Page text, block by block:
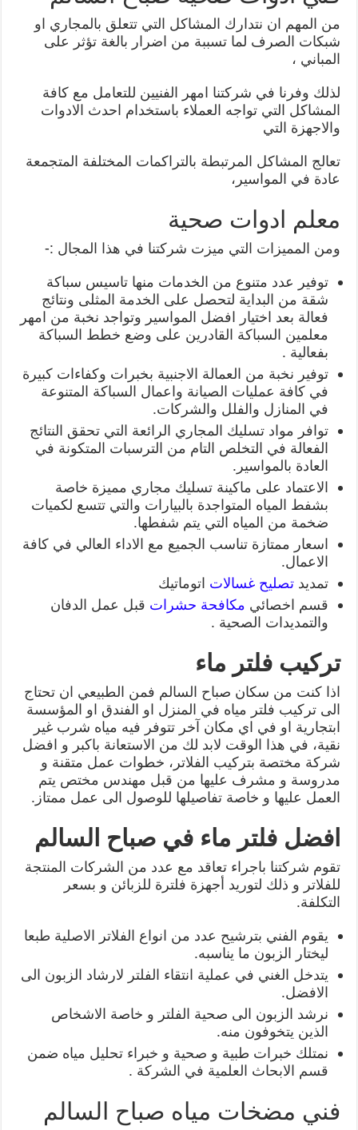
من المهم ان نتدارك المشاكل التي تتعلق بالمجاري او
شبكات الصرف لما تسببة من اضرار بالغة تؤثر على
المباني ،
لذلك وفرنا في شركتنا امهر الفنيين للتعامل مع كافة
المشاكل التي تواجه العملاء باستخدام احدث الادوات
والاجهزة التي
تعالج المشاكل المرتبطة بالتراكمات المختلفة المتجمعة
عادة في المواسير،
معلم ادوات صحية
ومن المميزات التي ميزت شركتنا في هذا المجال :-
توفير عدد متنوع من الخدمات منها تاسيس سباكة
شقة من البداية لتحصل على الخدمة المثلى ونتائج
فعالة بعد اختيار افضل المواسير وتواجد نخبة من امهر
معلمين السباكة القادرين على وضع خطط السباكة
بفعالية .
توفير نخبة من العمالة الاجنبية بخبرات وكفاءات كبيرة
في كافة عمليات الصيانة واعمال السباكة المتنوعة
في المنازل والفلل والشركات.
توافر مواد تسليك المجاري الرائعة التي تحقق النتائج
الفعالة في التخلص التام من الترسبات المتكونة في
العادة بالمواسير.
الاعتماد على ماكينة تسليك مجاري مميزة خاصة
بشفط المياه المتواجدة بالبيارات والتي تتسع لكميات
ضخمة من المياه التي يتم شفطها.
اسعار ممتازة تناسب الجميع مع الاداء العالي في كافة
الاعمال.
تمديدتصليح غسالات اتوماتيك
قسم اخصائي مكافحة حشرات قبل عمل الدفان
والتمديدات الصحية .
تركيب فلتر ماء
اذا كنت من سكان صباح السالم فمن الطبيعي ان تحتاج
الى تركيب فلتر مياه في المنزل او الفندق او المؤسسة
ابتجارية او في اي مكان آخر تتوفر فيه مياه شرب غير
نقية، في هذا الوقت لابد لك من الاستعانة باكبر و افضل
شركة مختصة بتركيب الفلاتر، خطوات عمل متقنة و
مدروسة و مشرف عليها من قبل مهندس مختص يتم
العمل عليها و خاصة تفاصيلها للوصول الى عمل ممتاز.
افضل فلتر ماء في صباح السالم
تقوم شركتنا باجراء تعاقد مع عدد من الشركات المنتجة
للفلاتر و ذلك لتوريد أجهزة فلترة للزبائن و بسعر
التكلفة.
يقوم الفني بترشيح عدد من انواع الفلاتر الاصلية طبعا
ليختار الزبون ما يناسبه.
يتدخل الغني في عملية انتقاء الفلتر لارشاد الزبون الى
الافضل.
نرشد الزبون الى صحية الفلتر و خاصة الاشخاص
الذين يتخوفون منه.
نمتلك خبرات طبية و صحية و خبراء تحليل مياه ضمن
قسم الابحاث العلمية في الشركة .
فني مضخات مياه صباح السالم